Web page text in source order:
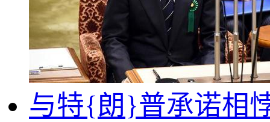
与特{朗}普承诺相